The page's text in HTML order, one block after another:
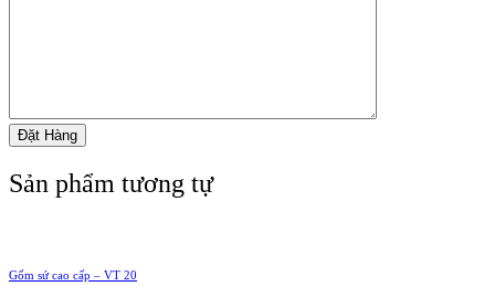
Sản phẩm tương tự
Gốm sứ cao cấp – VT 20